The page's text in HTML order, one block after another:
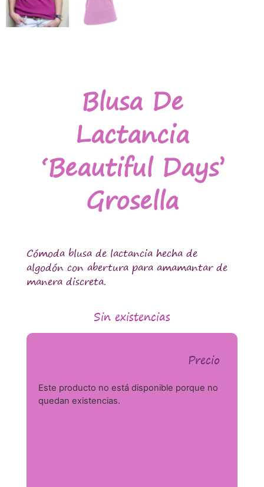
Blusa De
Lactancia
‘Beautiful Days’
Grosella
Cómoda blusa de lactancia hecha de
algodón con abertura para amamantar de
manera discreta.
Sin existencias
Precio
Este producto no está disponible porque no
quedan existencias.